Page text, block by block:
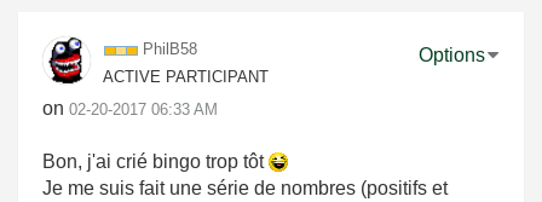
PhilB58
ACTIVE PARTICIPANT
on ‎02-20-2017 06:33 AM
Options
Bon, j'ai crié bingo trop tôt
Je me suis fait une série de nombres (positifs et